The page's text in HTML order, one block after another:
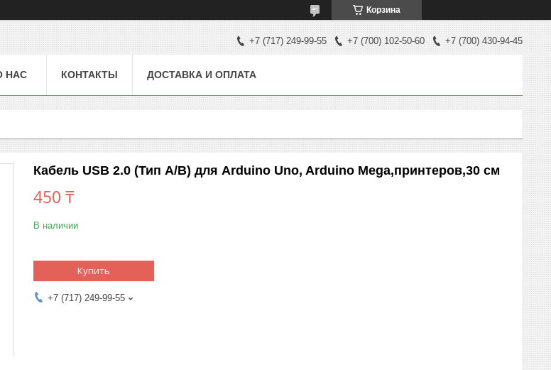
Корзина
+7 (717) 249-99-55 +7 (700) 102-50-60 +7 (700) 430-94-45
НАС КОНТАКТЫ ДОСТАВКА И ОПЛАТА
Кабель USB 2.0 (Тип A/B) для Arduino Uno, Arduino Mega,принтеров,30 см
450 ₸
В наличии
Купить
+7 (717) 249-99-55